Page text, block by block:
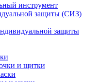
инструмент
защиты (СИЗ)
защиты
и щитки